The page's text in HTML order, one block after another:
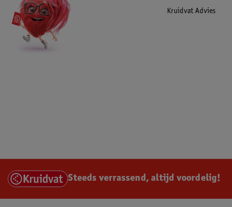
Kruidvat Advies
Steeds verrassend, altijd voordelig!